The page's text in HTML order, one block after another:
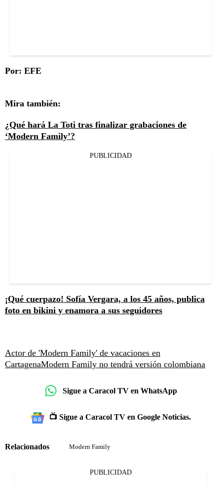
Por: EFE
Mira también:
¿Qué hará La Toti tras finalizar grabaciones de
‘Modern Family’?
PUBLICIDAD
¡Qué cuerpazo! Sofía Vergara, a los 45 años, publica
foto en bikini y enamora a sus seguidores
Actor de 'Modern Family' de vacaciones en
CartagenaModern Family no tendrá versión colombiana
Sigue a Caracol TV en WhatsApp
📺 Sigue a Caracol TV en Google Noticias.
Relacionados Modern Family
PUBLICIDAD